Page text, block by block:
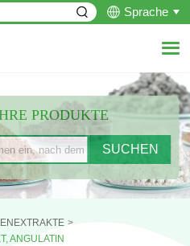
Sprache
PRODUKTE
ANGULATIN